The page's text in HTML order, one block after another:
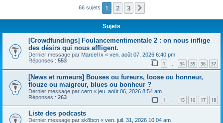
66 sujets 1 2 3
Sujets
[Crowdfundings] Foulancementimentale 2 : on nous inflige
des désirs qui nous affligent.
Dernier message par Marcel Ix « ven. août 07, 2026 6:40 pm
Réponses : 553 1 … 34 35 36 37
[News et rumeurs] Bouses ou fureurs, loose ou honneur,
flouze ou maigreur, blues ou bonheur ?
Dernier message par cern « jeu. août 06, 2026 8:54 am
Réponses : 263 1 15 16 17 18
Liste des podcasts
Dernier message par sk8bcn « ven. juil. 31, 2026 10:04 am